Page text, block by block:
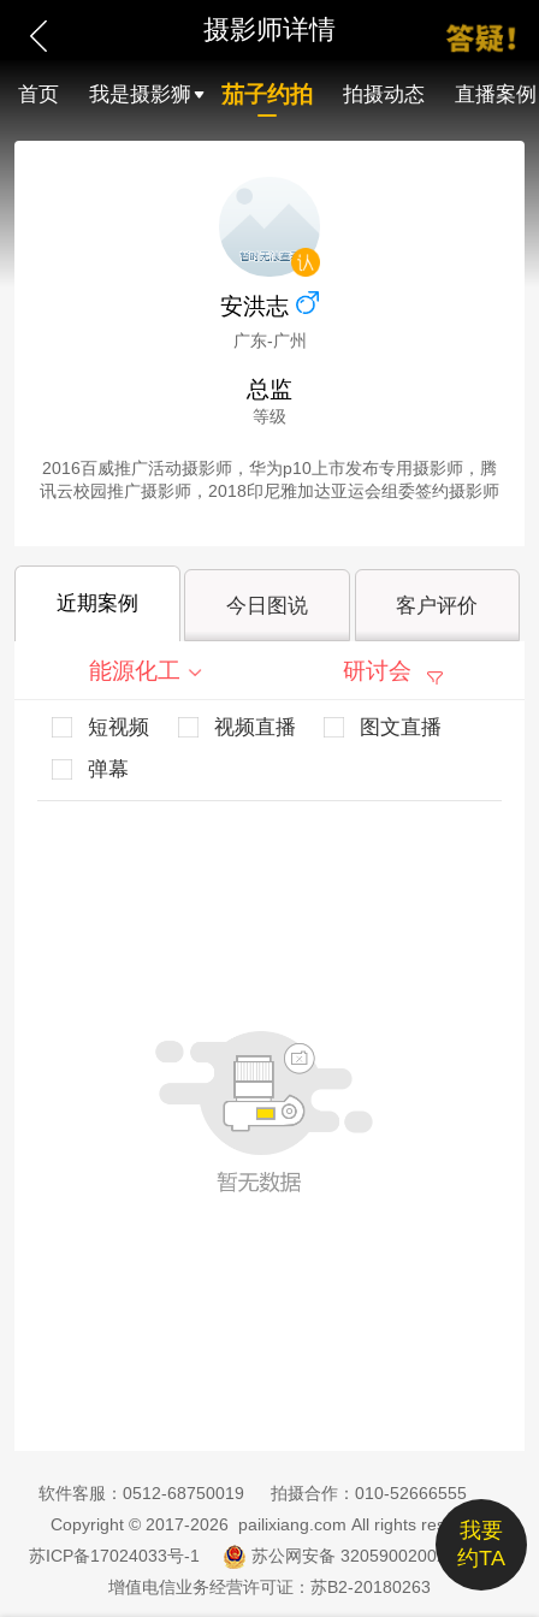
摄影师详情
首页 我是摄影狮 茄子约拍 拍摄动态 直播案例
安洪志
广东-广州
总监
等级
2016百威推广活动摄影师，华为p10上市发布专用摄影师，腾
讯云校园推广摄影师，2018印尼雅加达亚运会组委签约摄影师
近期案例 今日图说 客户评价
能源化工 研讨会
短视频 视频直播
图文直播
弹幕
我要
约TA
软件客服： 0512-68750019 拍摄合作： 010-52666555
Copyright © 2017-2026 pailixiang.com All rights reserved
苏ICP备17024033号-1
苏公网安备 32059002002885号
增值电信业务经营许可证：苏B2-20180263